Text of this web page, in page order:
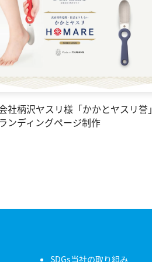
社柄沢ヤスリ様「かかとヤスリ誉」
ンディングページ制作
SDGs当社の取り組み